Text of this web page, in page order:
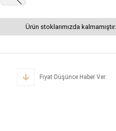
Ürün stoklarımızda kalmamıştır.
Fiyat Düşünce Haber Ver